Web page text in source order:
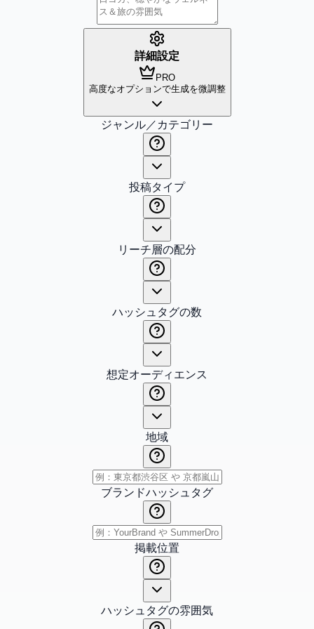
詳細設定
PRO
高度なオプションで生成を微調整
ジャンル／カテゴリー
投稿タイプ
リーチ層の配分
ハッシュタグの数
想定オーディエンス
地域
ブランドハッシュタグ
掲載位置
ハッシュタグの雰囲気